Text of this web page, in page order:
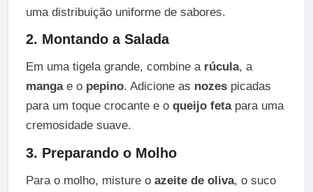
uma distribuição uniforme de sabores.
2. Montando a Salada
Em uma tigela grande, combine a rúcula, a
mangae o pepino. Adicione as nozespicadas
para um toque crocante e o queijo fetapara uma
cremosidade suave.
3. Preparando o Molho
Para o molho, misture o azeite de oliva, o suco